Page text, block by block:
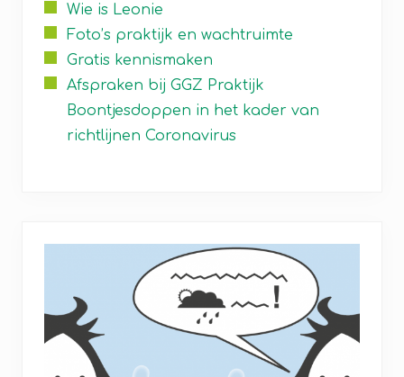
Wie is Leonie
Foto’s praktijk en wachtruimte
Gratis kennismaken
Afspraken bij GGZ Praktijk
Boontjesdoppen in het kader van
richtlijnen Coronavirus